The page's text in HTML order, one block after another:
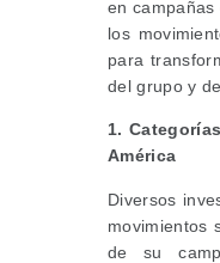
en campañas
los
para
del grupo y
1.
América
Diversos
movimientos
de su